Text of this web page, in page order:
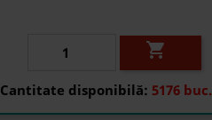

Cantitate disponibilă: 5176 buc.